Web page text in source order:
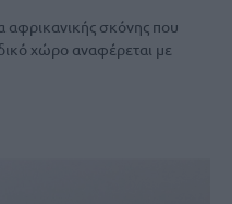
αφρικανικής σκόνης που
χώρο αναφέρεται με